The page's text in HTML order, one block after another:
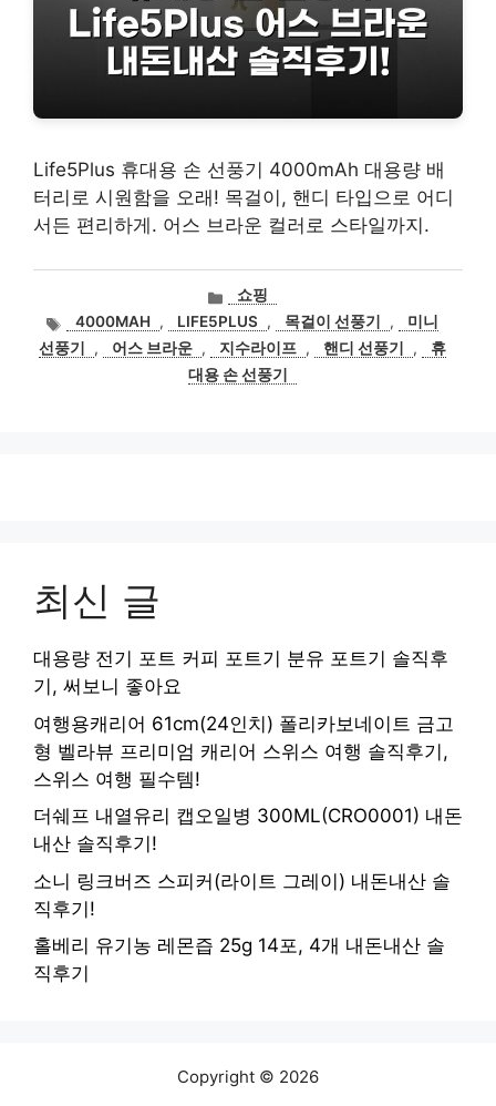
Life5Plus 휴대용 손 선풍기 4000mAh 대용량 배
터리로 시원함을 오래! 목걸이, 핸디 타입으로 어디
서든 편리하게. 어스 브라운 컬러로 스타일까지.
카
테
고
리
쇼핑
태
그
4000MAH , LIFE5PLUS , 목걸이 선풍기 ,
미니
선풍기
, 어스 브라운 , 지수라이프 , 핸디 선풍기 ,
휴
대용 손 선풍기
최신 글
대용량 전기 포트 커피 포트기 분유 포트기 솔직후
기, 써보니 좋아요
여행용캐리어 61cm(24인치) 폴리카보네이트 금고
형 벨라뷰 프리미엄 캐리어 스위스 여행 솔직후기,
스위스 여행 필수템!
더쉐프 내열유리 캡오일병 300ML(CRO0001) 내돈
내산 솔직후기!
소니 링크버즈 스피커(라이트 그레이) 내돈내산 솔
직후기!
홀베리 유기농 레몬즙 25g 14포, 4개 내돈내산 솔
직후기
Copyright © 2026